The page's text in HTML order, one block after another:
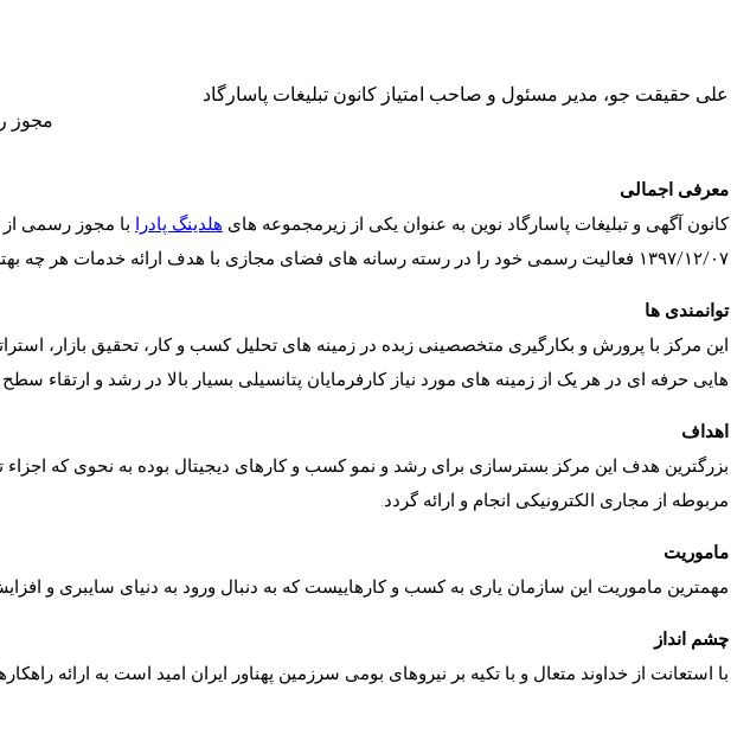
علی حقیقت جو، مدیر مسئول و صاحب امتیاز کانون تبلیغات پاسارگاد
مجوز
معرفی اجمالی
کانون آگهی و تبلیغات پاسارگاد نوین به عنوان یکی از زیرمجموعه های هلدینگ پادرا
۱۳۹۷/۱۲/۰۷ فعالیت رسمی خود را در رسته رسانه های فضای مجازی با هدف ارائه خدمات هر چه بهتر در زمینه تبلیغات اینترنتی (Digital Marketing) آغاز نموده است.
توانمندی ها
این مرکز با پرورش و بکارگیری متخصصینی زبده در زمینه های تحلیل کسب و کار، تحقیق بازار،
هایی حرفه ای در هر یک از زمینه های مورد نیاز کارفرمایان پتانسیلی بسیار بالا در رشد و ارتقاء
اهداف
بزرگترین هدف این مرکز بسترسازی برای رشد و نمو کسب و کارهای دیجیتال بوده به نحوی که اجزاء
مربوطه از مجاری الکترونیکی انجام و ارائه گردد.
ماموریت
مهمترین ماموریت این سازمان یاری به کسب و کارهاییست که به دنبال ورود به دنیای سایبری و
چشم انداز
با استعانت از خداوند متعال و با تکیه بر نیروهای بومی سرزمین پهناور ایران امید است به ارائه